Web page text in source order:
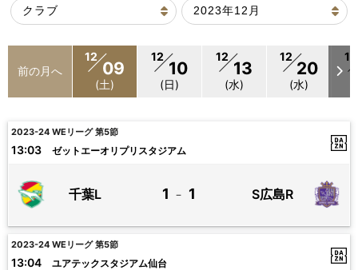
前の月へ
12
09
(土)
12
10
(日)
12
13
(水)
12
20
(水)
12
2023-24 WEリーグ 第5節
13:03 ゼットエーオリプリスタジアム
千葉L 1 － 1 S広島R
2023-24 WEリーグ 第5節
13:04 ユアテックスタジアム仙台